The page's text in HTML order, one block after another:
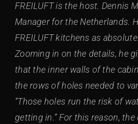
FREILUFT is the host. Dennis
Manager for the Netherlands.
FREILUFT kitchens as
Zooming in on the details, he
that the inner walls of the
the rows of holes needed to
“Those holes run the risk of
getting in.” For this reason,